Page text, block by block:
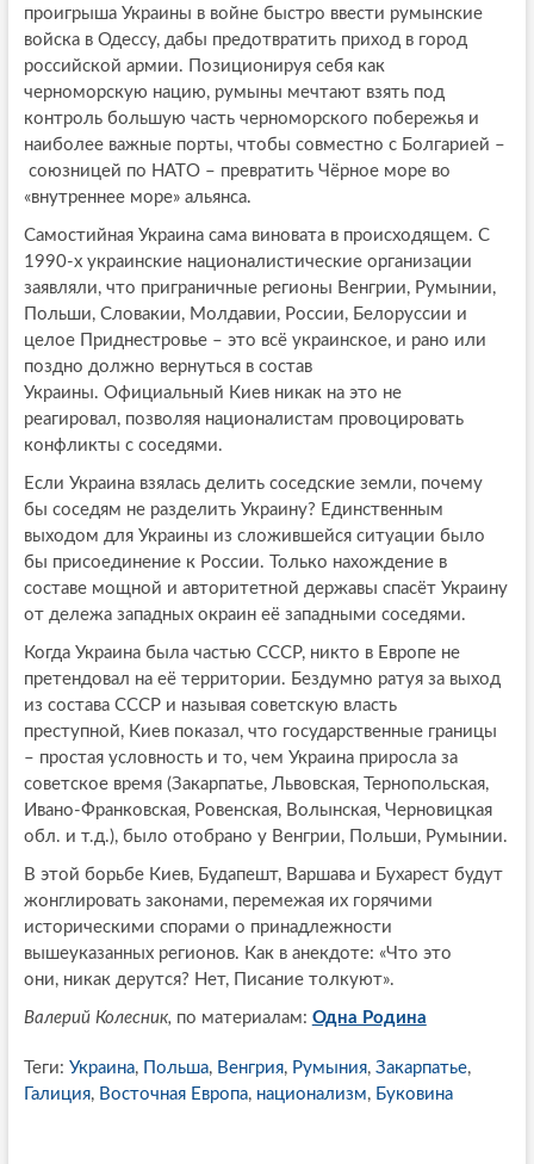
проигрыша Украины в войне быстро ввести румынские
войска в Одессу, дабы предотвратить приход в город
российской армии. Позиционируя себя как
черноморскую нацию, румыны мечтают взять под
контроль большую часть черноморского побережья и
наиболее важные порты, чтобы совместно с Болгарией –
союзницей по НАТО – превратить Чёрное море во
«внутреннее море» альянса.
Самостийная Украина сама виновата в происходящем. С
1990-х украинские националистические организации
заявляли, что приграничные регионы Венгрии, Румынии,
Польши, Словакии, Молдавии, России, Белоруссии и
целое Приднестровье – это всё украинское, и рано или
поздно должно вернуться в состав
Украины. Официальный Киев никак на это не
реагировал, позволяя националистам провоцировать
конфликты с соседями.
Если Украина взялась делить соседские земли, почему
бы соседям не разделить Украину? Единственным
выходом для Украины из сложившейся ситуации было
бы присоединение к России. Только нахождение в
составе мощной и авторитетной державы спасёт Украину
от дележа западных окраин её западными соседями.
Когда Украина была частью СССР, никто в Европе не
претендовал на её территории. Бездумно ратуя за выход
из состава СССР и называя советскую власть
преступной, Киев показал, что государственные границы
– простая условность и то, чем Украина приросла за
советское время (Закарпатье, Львовская, Тернопольская,
Ивано-Франковская, Ровенская, Волынская, Черновицкая
обл. и т.д.), было отобрано у Венгрии, Польши, Румынии.
В этой борьбе Киев, Будапешт, Варшава и Бухарест будут
жонглировать законами, перемежая их горячими
историческими спорами о принадлежности
вышеуказанных регионов. Как в анекдоте: «Что это
они, никак дерутся? Нет, Писание толкуют».
Валерий Колесник, по материалам: Одна Родина
Теги: Украина, Польша, Венгрия, Румыния, Закарпатье,
Галиция, Восточная Европа, национализм, Буковина